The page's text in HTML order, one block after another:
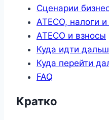
Сценарии
ATECO, налоги
ATECO и взносы
Куда идти
Куда перейти
FAQ
Кратко